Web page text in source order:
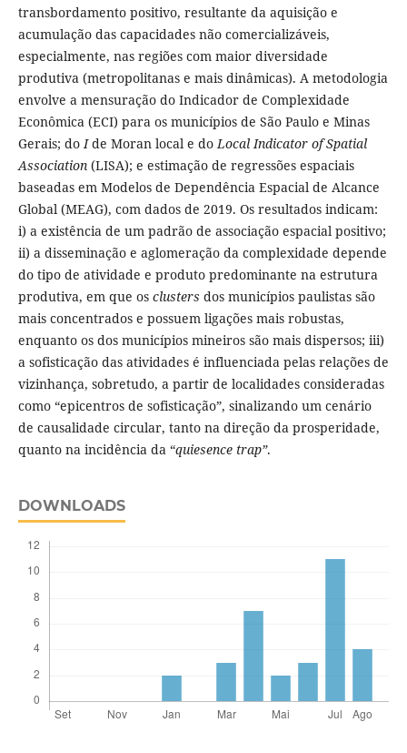
transbordamento positivo, resultante da aquisição e
acumulação das capacidades não comercializáveis,
especialmente, nas regiões com maior diversidade
produtiva (metropolitanas e mais dinâmicas). A metodologia
envolve a mensuração do Indicador de Complexidade
Econômica (ECI) para os municípios de São Paulo e Minas
Gerais; do Ide Moran local e do Local Indicator of Spatial
Association(LISA); e estimação de regressões espaciais
baseadas em Modelos de Dependência Espacial de Alcance
Global (MEAG), com dados de 2019. Os resultados indicam:
i) a existência de um padrão de associação espacial positivo;
ii) a disseminação e aglomeração da complexidade depende
do tipo de atividade e produto predominante na estrutura
produtiva, em que os clusters dos municípios paulistas são
mais concentrados e possuem ligações mais robustas,
enquanto os dos municípios mineiros são mais dispersos; iii)
a sofisticação das atividades é influenciada pelas relações de
vizinhança, sobretudo, a partir de localidades consideradas
como “epicentros de sofisticação”, sinalizando um cenário
de causalidade circular, tanto na direção da prosperidade,
quanto na incidência da “quiesence trap”.
DOWNLOADS